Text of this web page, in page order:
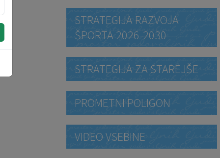
STRATEGIJA RAZVOJA
ŠPORTA 2026-2030
STRATEGIJA ZA STAREJŠE
PROMETNI POLIGON
VIDEO VSEBINE